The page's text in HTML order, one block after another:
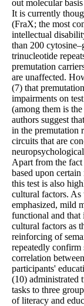
out molecular
It is currently
(FraX; the most
intellectual
than 200
trinucleotide
premutation
are unaffected.
(7) that
impairments on
(among them is
authors suggest
in the premutation
circuits that are
Apart from the
based upon
this test is also
cultural factors. As
emphasized, mild
functional and
cultural factors as
reinforcing of
repeatedly
correlation
participants'
(10) administrated
tasks to three
of literacy and